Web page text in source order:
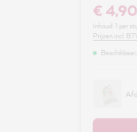
€ 4,90
Inhoud: 1 per
Prijzen incl.